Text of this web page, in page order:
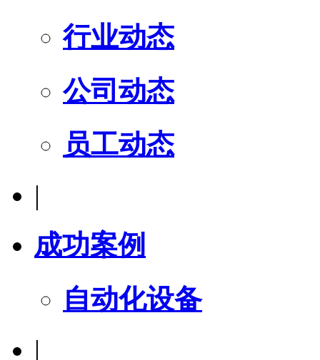
行业动态
公司动态
员工动态
|
成功案例
自动化设备
|